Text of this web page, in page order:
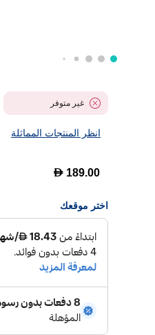
غير متوفر
انظر المنتجات المماثلة
D 189.00
اختر موقعك